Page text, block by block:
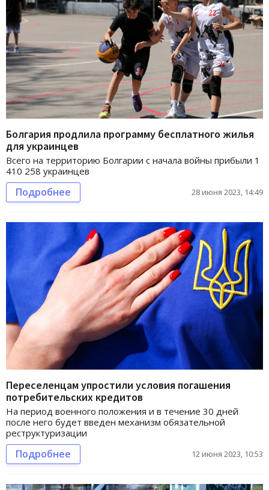
Болгария продлила программу бесплатного жилья
для украинцев
Всего на территорию Болгарии с начала войны прибыли 1
410 258 украинцев
Подробнее 28 июня 2023, 14:49
Переселенцам упростили условия погашения
потребительских кредитов
На период военного положения и в течение 30 дней
после него будет введен механизм обязательной
реструктуризации
Подробнее 12 июня 2023, 10:53